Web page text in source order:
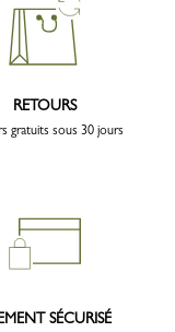
RETOURS
gratuits sous 30 jours
SÉCURISÉ